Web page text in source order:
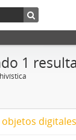
1
digitales